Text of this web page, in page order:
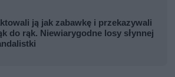
ją jak zabawkę i przekazywali
do rąk. Niewiarygodne losy słynnej